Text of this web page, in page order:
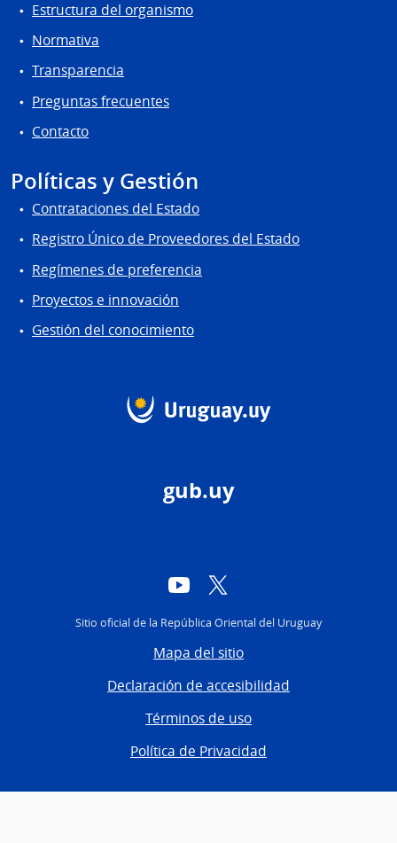
Estructura del organismo
Normativa
Transparencia
Preguntas frecuentes
Contacto
Políticas y Gestión
Contrataciones del Estado
Registro Único de Proveedores del Estado
Regímenes de preferencia
Proyectos e innovación
Gestión del conocimiento
gub.uy
YouTube
Sitio oficial de la República Oriental del Uruguay
Mapa del sitio
Declaración de accesibilidad
Términos de uso
Política de Privacidad